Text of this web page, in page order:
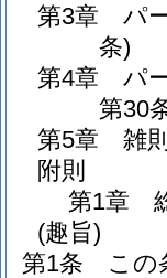
第3章
パ
条)
第4章
パ
第30
第5章
雑
附則
第1章
(趣旨)
第1条
この